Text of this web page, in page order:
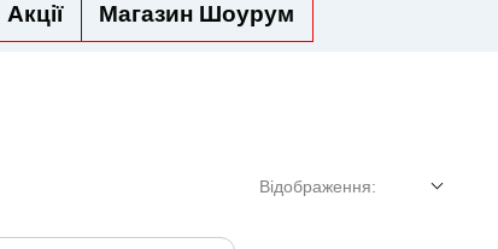
Акції Магазин Шоурум
Відображення: